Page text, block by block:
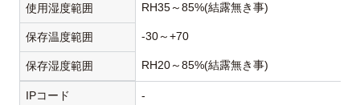
使用湿度範囲 RH35～85%(結露無き事)
保存温度範囲 -30～+70
保存湿度範囲 RH20～85%(結露無き事)
IPコード -